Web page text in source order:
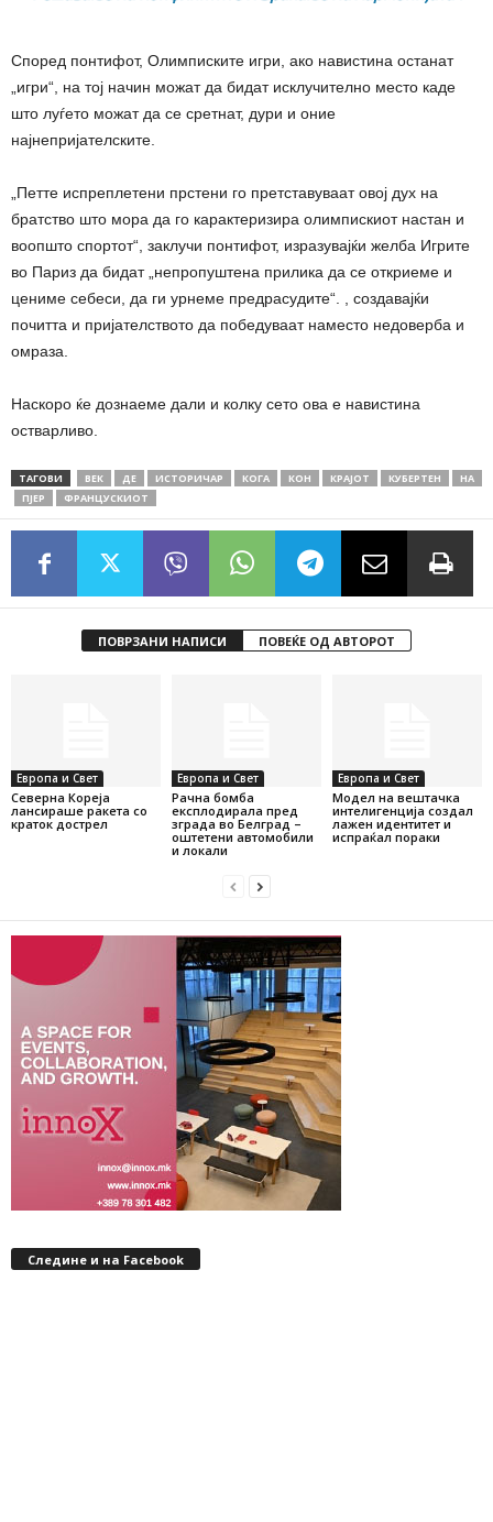
Според понтифот, Олимписките игри, ако навистина останат
„игри“, на тој начин можат да бидат исклучително место каде
што луѓето можат да се сретнат, дури и оние
најнепријателските.
„Петте испреплетени прстени го претставуваат овој дух на
братство што мора да го карактеризира олимпискиот настан и
воопшто спортот“, заклучи понтифот, изразувајќи желба Игрите
во Париз да бидат „непропуштена прилика да се откриеме и
цениме себеси, да ги урнеме предрасудите“. , создавајќи
почитта и пријателството да победуваат наместо недоверба и
омраза.
Наскоро ќе дознаеме дали и колку сето ова е навистина
остварливо.
ТАГОВИ ВЕК ДЕ ИСТОРИЧАР КОГА КОН КРАЈОТ КУБЕРТЕН
НА
ПЈЕР
ФРАНЦУСКИОТ
ПОВРЗАНИ НАПИСИ ПОВЕЌЕ ОД АВТОРОТ
Европа и Свет
Северна Кореја
лансираше ракета со
краток дострел
Европа и Свет
Рачна бомба
експлодирала пред
зграда во Белград –
оштетени автомобили
и локали
Европа и Свет
Модел на вештачка
интелигенција создал
лажен идентитет и
испраќал пораки
Следине и на Facebook